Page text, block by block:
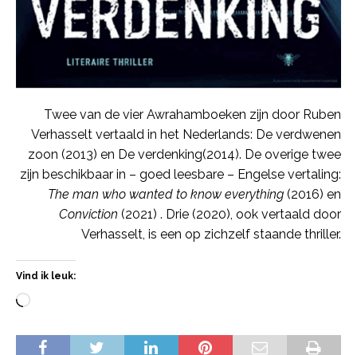
Twee van de vier Awrahamboeken zijn door Ruben
Verhasselt vertaald in het Nederlands: De verdwenen
zoon (2013) en De verdenking(2014). De overige twee
zijn beschikbaar in – goed leesbare – Engelse vertaling:
The man who wanted to know everything (2016) en
Conviction (2021) . Drie (2020), ook vertaald door
Verhasselt, is een op zichzelf staande thriller.
Vind ik leuk: